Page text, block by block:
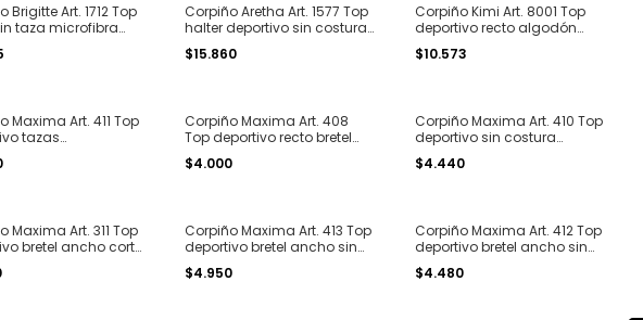
Brigitte Art. 1712 Top
taza microfibra
T. 85 al 105
Corpiño Aretha Art. 1577 Top
halter deportivo sin costura
seamless morley T. S al L
$15.860
Corpiño Kimi Art. 8001 Top
deportivo recto algodón
clásico T. 85 al 110
$10.573
Maxima Art. 411 Top
tazas
sin costura T.
Corpiño Maxima Art. 408
Top deportivo recto bretel
fino sin costura seamless T.
S al XL
$4.000
Corpiño Maxima Art. 410 Top
deportivo sin costura
seamless T. S al XL
$4.440
Maxima Art. 311 Top
bretel ancho corte
al XL
Corpiño Maxima Art. 413 Top
deportivo bretel ancho sin
costuras microfibra T. 2XL y
3XL
$4.950
Corpiño Maxima Art. 412 Top
deportivo bretel ancho sin
costura microfibra T. S al XL
$4.480